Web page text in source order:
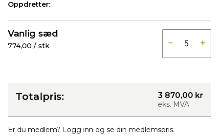
Oppdretter:
Vanlig sæd
774,00 / stk
Totalpris: 3 870,00 kr
eks. MVA
Er du medlem? Logg inn og se din medlemspris.